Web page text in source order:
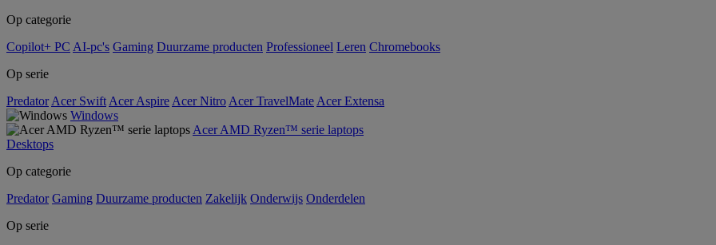
Op categorie
Copilot+ PC AI-pc's Gaming Duurzame producten Professioneel Leren Chromebooks
Op serie
Predator Acer Swift Acer Aspire Acer Nitro Acer TravelMate Acer Extensa
Windows
Acer AMD Ryzen™ serie laptops
Desktops
Op categorie
Predator Gaming Duurzame producten Zakelijk Onderwijs Onderdelen
Op serie